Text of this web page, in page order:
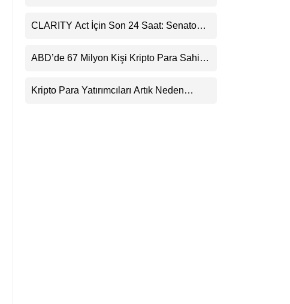
Destekledi
CLARITY Act İçin Son 24 Saat: Senato
Beklentisini Bozabilir
ABD’de 67 Milyon Kişi Kripto Para Sahibi:
Kripto Para Yatırımcıları Artık Neden